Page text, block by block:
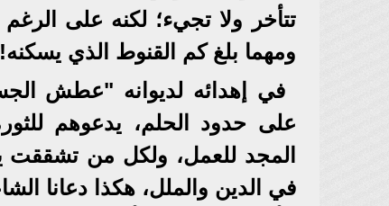
تتأخر ولا تجيء؛ لكنه على
ومهما بلغ كم القنوط الذي
في إهدائه لديوانه "عطش
على حدود الحلم، يدعوهم
المجد للعمل، ولكل من تشققت
في الدين والملل، هكذا دعانا